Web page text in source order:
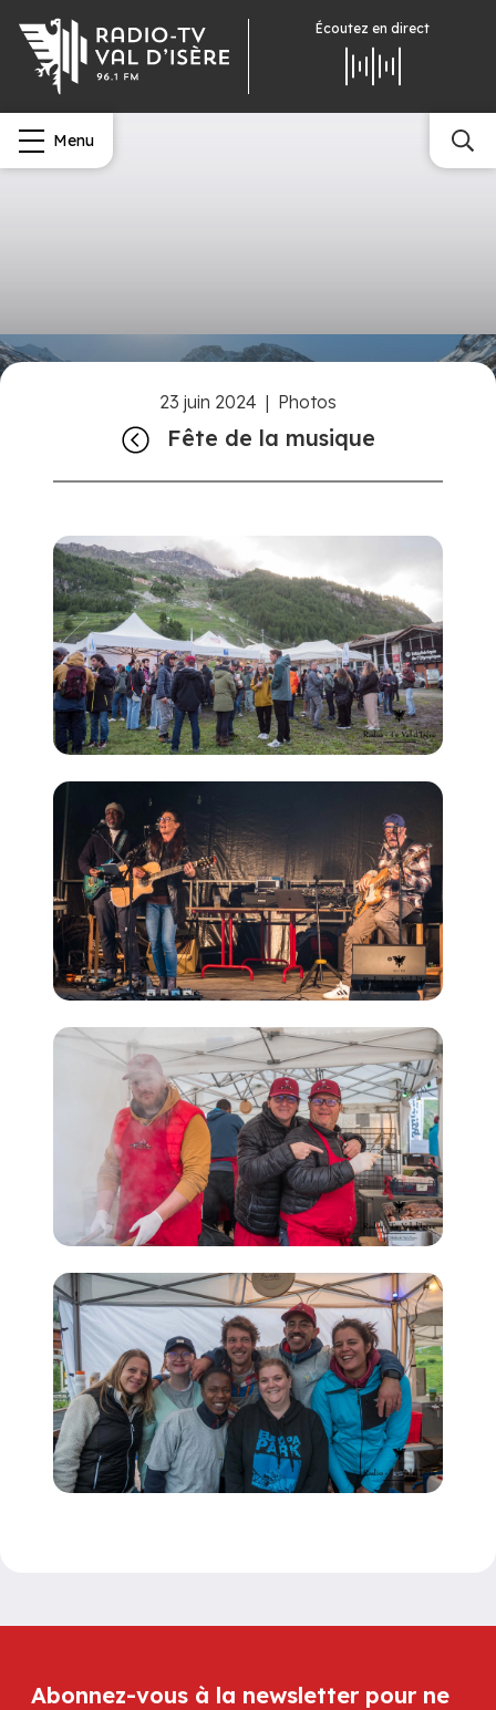
Écoutez en direct
Menu
23 juin 2024 | Photos
Fête de la musique
Abonnez-vous à la newsletter pour ne